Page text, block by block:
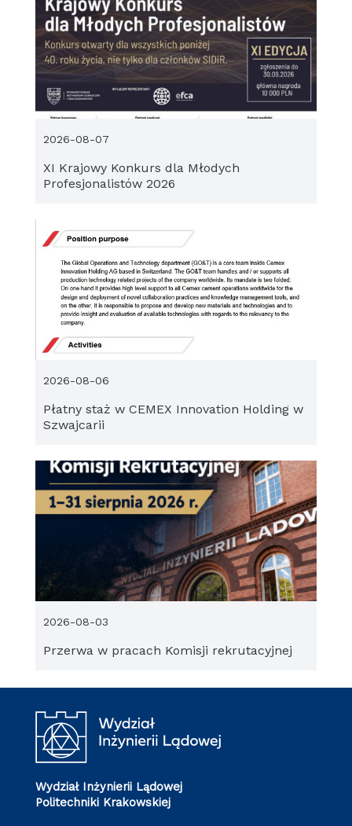
XI Krajowy Konkurs dla Młodych
Profesjonalistów 2026
2026-08-07
Płatny staż w CEMEX Innovation Holding w
Szwajcarii
2026-08-06
Przerwa w pracach Komisji rekrutacyjnej
2026-08-03
Wydział Inżynierii Lądowej
Politechniki Krakowskiej